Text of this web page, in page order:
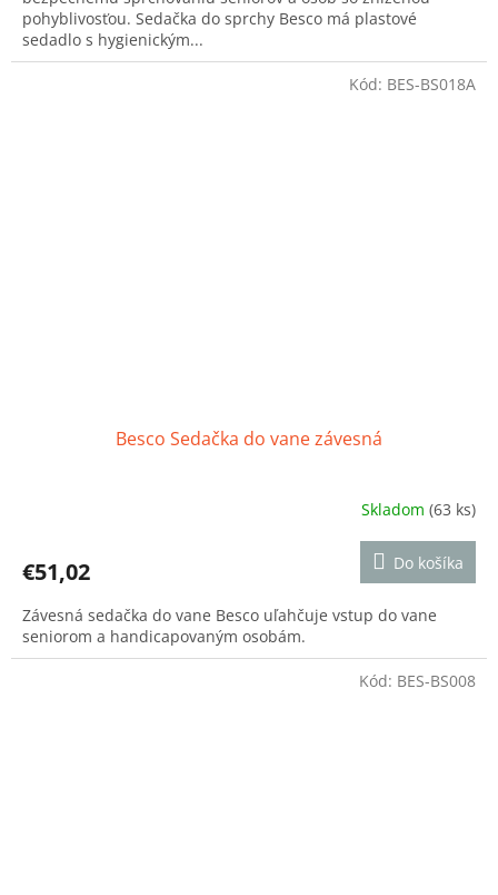
hviezdičiek.
pohyblivosťou. Sedačka do sprchy Besco má plastové
sedadlo s hygienickým...
Besco Sedačka do vane závesná
je
z
5
hviezdičiek.
Skladom(63 ks)
€51,02 Do košíka
Závesná sedačka do vane Besco uľahčuje vstup do vane
seniorom a handicapovaným osobám.
Kód: BES-BS018A
Kód: BES-BS008